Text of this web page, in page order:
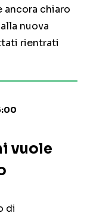
ancora chiaro
nuova
rientrati
vuole
di